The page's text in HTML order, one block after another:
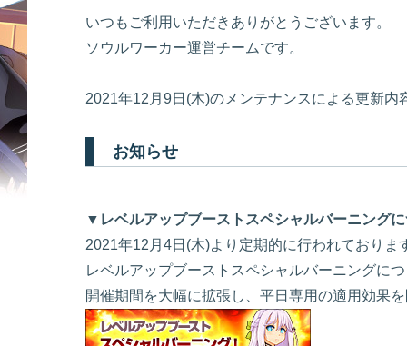
いつもご利用いただきありがとうございます。
ソウルワーカー運営チームです。
2021年12月9日(木)のメンテナンスによる更新内
お知らせ
▼レベルアップブーストスペシャルバーニング
2021年12月4日(木)より定期的に行われておりま
レベルアップブーストスペシャルバーニングに
開催期間を大幅に拡張し、平日専用の適用効果